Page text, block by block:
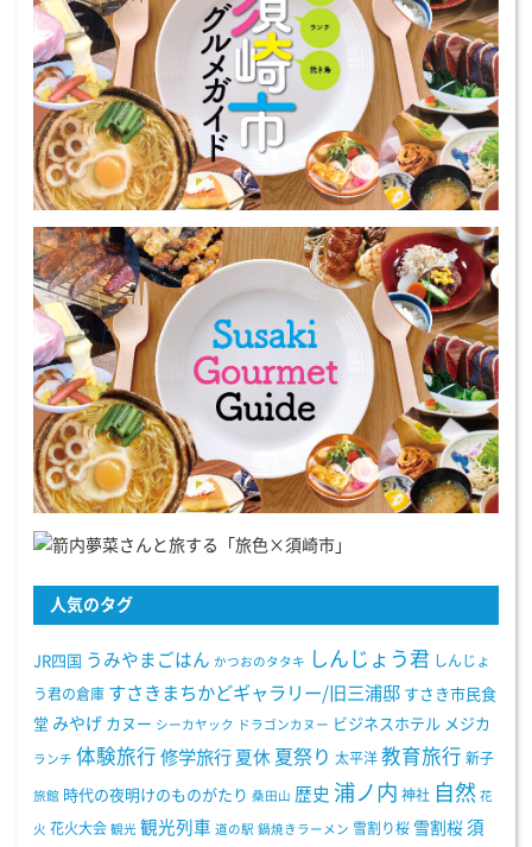
人気のタグ
JR四国 うみやまごはん かつおのタタキ しんじょう君 しんじょ
う君の倉庫 すさきまちかどギャラリー/旧三浦邸 すさき市民食
堂 みやげ カヌー シーカヤック ドラゴンカヌー ビジネスホテル メジカ
ランチ 体験旅行 修学旅行 夏休 夏祭り 太平洋 教育旅行 新子
旅館 時代の夜明けのものがたり 桑田山 歴史 浦ノ内 神社 自然 花
火 花火大会 観光 観光列車 道の駅 鍋焼きラーメン 雪割り桜 雪割桜 須